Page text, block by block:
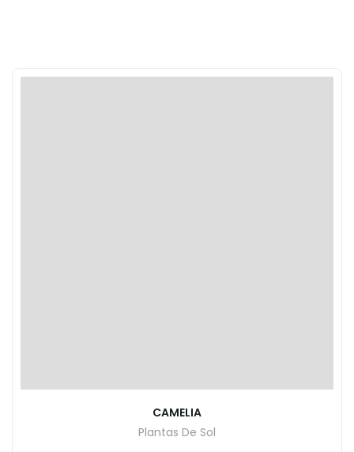
CAMELIA
Plantas De Sol